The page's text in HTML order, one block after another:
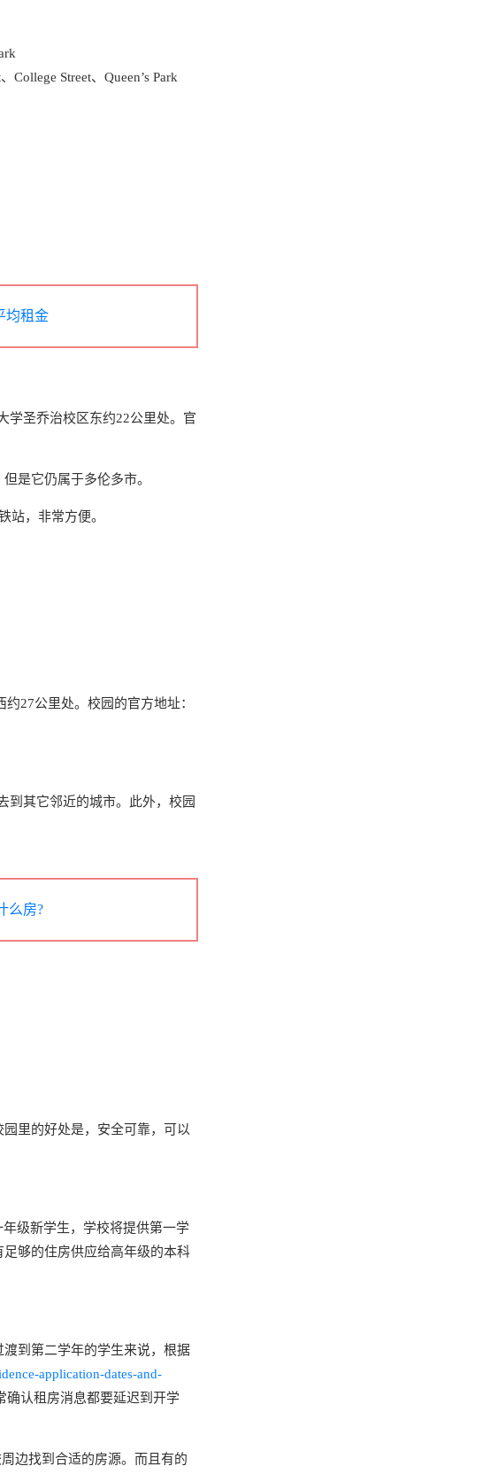
College Street、Queen’s Park
均租金
学圣乔治校区东约22公里处。官
是它仍属于多伦多市。
站，非常方便。
27公里处。校园的官方地址：
到其它邻近的城市。此外，校园
么房?
里的好处是，安全可靠，可以
级新学生，学校将提供第一学
够的住房供应给高年级的本科
到第二学年的学生来说，根据
application-dates-and-
确认租房消息都要延迟到开学
边找到合适的房源。而且有的